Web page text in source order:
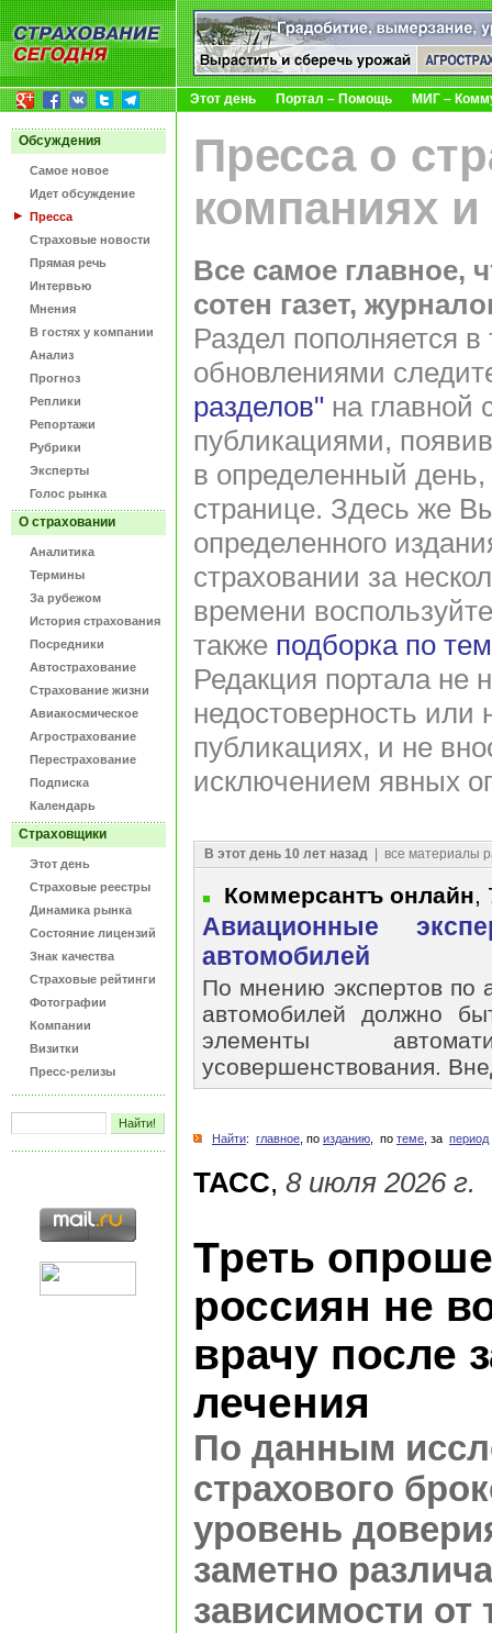
Этот день Портал – Помощь МИГ –
Обсуждения
Самое новое
Идет обсуждение
Пресса
Страховые новости
Прямая речь
Интервью
Мнения
В гостях у компании
Анализ
Прогноз
Реплики
Репортажи
Рубрики
Эксперты
Голос рынка
О страховании
Аналитика
Термины
За рубежом
История страхования
Посредники
Автострахование
Страхование жизни
Авиакосмическое
Агрострахование
Перестрахование
Подписка
Календарь
Страховщики
Этот день
Страховые реестры
Динамика рынка
Состояние лицензий
Знак качества
Страховые рейтинги
Фотографии
Компании
Визитки
Пресс-релизы
Пресса о
компаниях
Все самое главное,
сотен газет,
Раздел пополняется
обновлениями
разделов" на главной
публикациями,
в определенный
странице. Здесь же
определенного
страховании за
времени
также подборка по
Редакция портала не
недостоверность
публикациях, и не
исключением явных
В этот день 10 лет назад | все материалы
Коммерсантъ онлайн,
Авиационные
автомобилей
По мнению экспертов по
автомобилей должно
элементы
усовершенствования.
Найти: главное , по изданию , по теме , за период
ТАСС, 8 июля 2026 г.
Треть
россиян не
врачу после
лечения
По данным
страхового
уровень
заметно
зависимости от